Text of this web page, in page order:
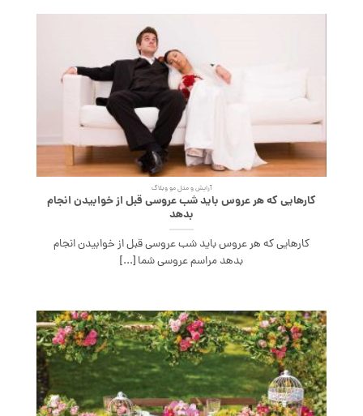
آرایش و مدل مو وبلاگ
کارهایی که هر عروس باید شب عروسی قبل از خوابیدن انجام
بدهد
کارهایی که هر عروس باید شب عروسی قبل از خوابیدن انجام
بدهد مراسم عروسی شما [...]